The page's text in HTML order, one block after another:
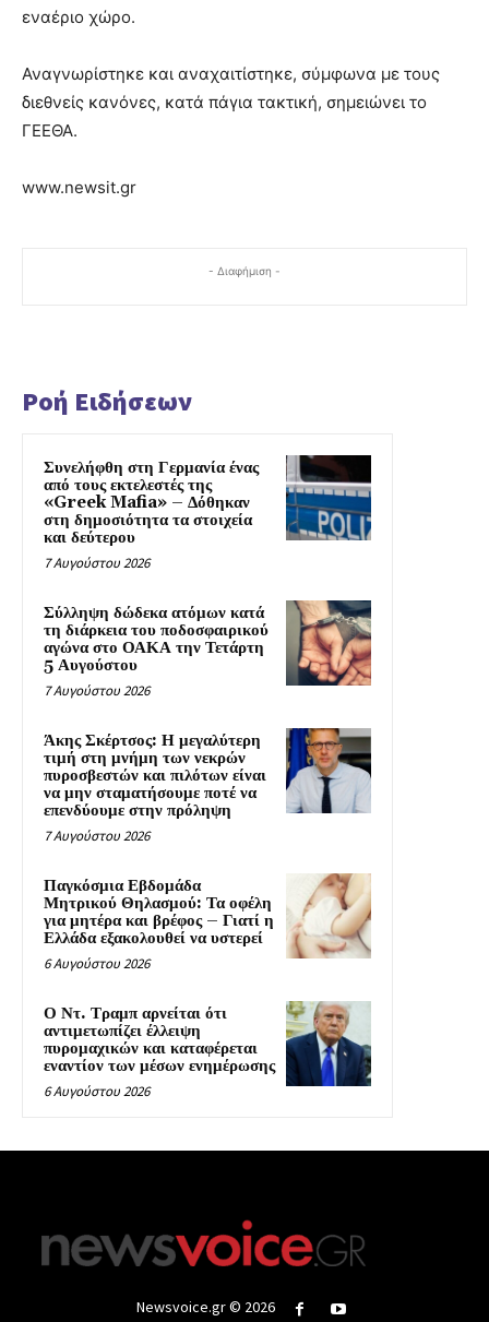
εναέριο χώρο.
Αναγνωρίστηκε και αναχαιτίστηκε, σύμφωνα με τους
διεθνείς κανόνες, κατά πάγια τακτική, σημειώνει το
ΓΕΕΘΑ.
www.newsit.gr
- Διαφήμιση -
Ροή Ειδήσεων
Συνελήφθη στη Γερμανία ένας
από τους εκτελεστές της
«Greek Mafia» – Δόθηκαν
στη δημοσιότητα τα στοιχεία
και δεύτερου
7 Αυγούστου 2026
Σύλληψη δώδεκα ατόμων κατά
τη διάρκεια του ποδοσφαιρικού
αγώνα στο ΟΑΚΑ την Τετάρτη
5 Αυγούστου
7 Αυγούστου 2026
Άκης Σκέρτσος: Η μεγαλύτερη
τιμή στη μνήμη των νεκρών
πυροσβεστών και πιλότων είναι
να μην σταματήσουμε ποτέ να
επενδύουμε στην πρόληψη
7 Αυγούστου 2026
Παγκόσμια Εβδομάδα
Μητρικού Θηλασμού: Τα οφέλη
για μητέρα και βρέφος – Γιατί η
Ελλάδα εξακολουθεί να υστερεί
6 Αυγούστου 2026
Ο Ντ. Τραμπ αρνείται ότι
αντιμετωπίζει έλλειψη
πυρομαχικών και καταφέρεται
εναντίον των μέσων ενημέρωσης
6 Αυγούστου 2026
Newsvoice.gr © 2026